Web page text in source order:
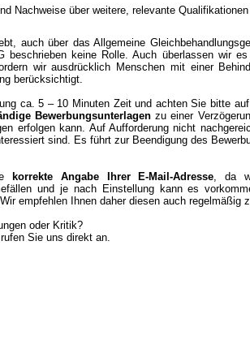
Nachweise über weitere, relevante Qualifikationen
auch über das Allgemeine
beschrieben keine Rolle. Auch überlassen wir
wir ausdrücklich Menschen mit einer
berücksichtigt.
ca. 5 – 10 Minuten Zeit und achten Sie bitte
Bewerbungsunterlagenzu einer
erfolgen kann. Auf Aufforderung nicht
sind. Es führt zur Beendigung des
korrekte Angabe Ihrer E-Mail-Adresse, da
und je nach Einstellung kann es
empfehlen Ihnen daher diesen auch regelmäßig
oder Kritik?
Sie uns direkt an.